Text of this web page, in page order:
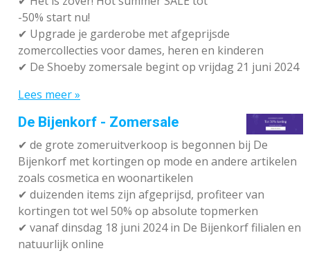
-50% start nu!
✔ Upgrade je garderobe met afgeprijsde
zomercollecties voor dames, heren en kinderen
✔ De Shoeby zomersale begint op vrijdag 21 juni 2024
Lees meer »
De Bijenkorf - Zomersale
✔ de grote zomeruitverkoop is begonnen bij De
Bijenkorf met kortingen op mode en andere artikelen
zoals cosmetica en woonartikelen
✔ duizenden items zijn afgeprijsd, profiteer van
kortingen tot wel 50% op absolute topmerken
✔ vanaf dinsdag 18 juni 2024 in De Bijenkorf filialen en
natuurlijk online